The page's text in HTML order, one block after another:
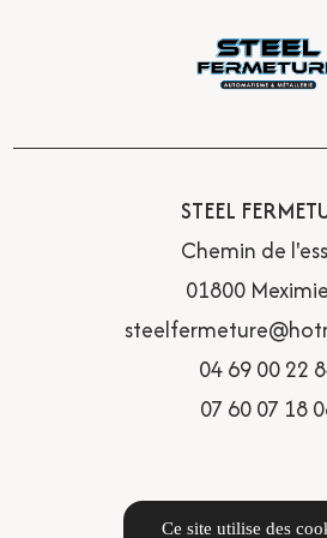
STEEL
Chemin de
01800
04 69 00 22
07 60 07 18
Ce site utilise des